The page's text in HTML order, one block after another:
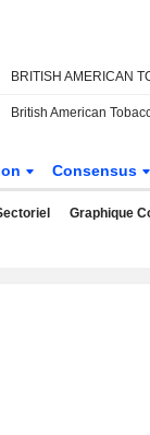
Consensus
Graphique